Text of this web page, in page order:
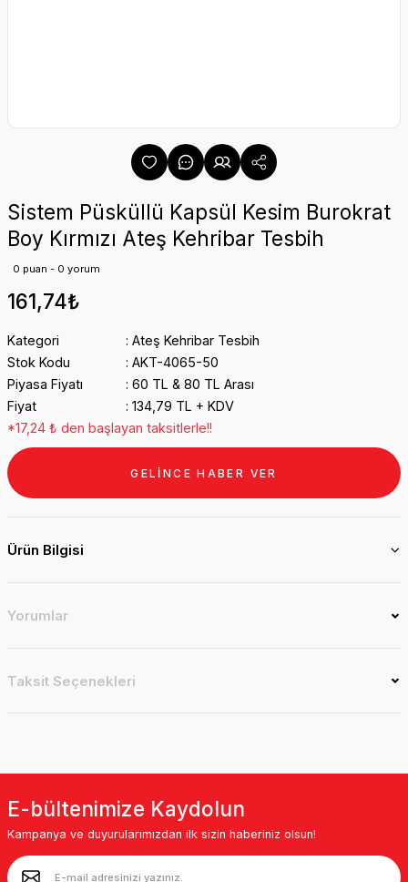
Sistem Püsküllü Kapsül Kesim Burokrat
Boy Kırmızı Ateş Kehribar Tesbih
0 puan - 0 yorum
161,74₺
Kategori
Ateş Kehribar Tesbih
Stok Kodu
AKT-4065-50
Piyasa Fiyatı
60 TL & 80 TL Arası
Fiyat
134,79 TL + KDV
*17,24 ₺ den başlayan taksitlerle!!
GELİNCE HABER VER
Ürün Bilgisi
Yorumlar
Taksit Seçenekleri
E-bültenimize Kaydolun
Kampanya ve duyurularımızdan ilk sizin haberiniz olsun!